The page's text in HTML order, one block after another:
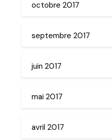
octobre 2017
septembre 2017
juin 2017
mai 2017
avril 2017